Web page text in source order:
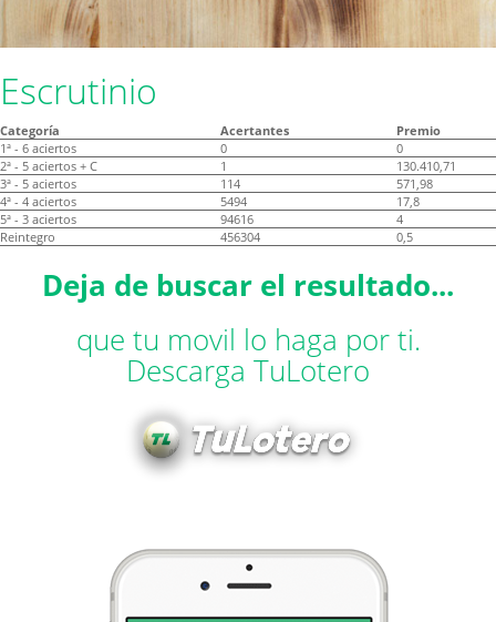
Escrutinio
Categoría Acertantes
Premio
1ª - 6 aciertos
0
0
2ª - 5 aciertos + C
1
130.410,71
3ª - 5 aciertos
114
571,98
4ª - 4 aciertos
5494
17,8
5ª - 3 aciertos
94616
4
Reintegro
456304 0,5
Deja de buscar el resultado...
que tu movil lo haga por ti.
Descarga TuLotero